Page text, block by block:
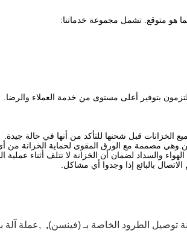
هو متوقع. تشمل مجموعة خدماتنا:
بتوفير أعلى مستوى من خدمة العملاء والرضا.
قبل شحنها للتأكد من أنها في حالة جيدة.
مصممة مع الورق المقوى لحماية الخزانة من
والسداد لضمان أن الخزانة لا تتلف أثناء عملية
بالبائع إذا وجدوا أي مشاكل.
توصيل الطرود الخاصة بـ (فينسن), ,عملة آلة